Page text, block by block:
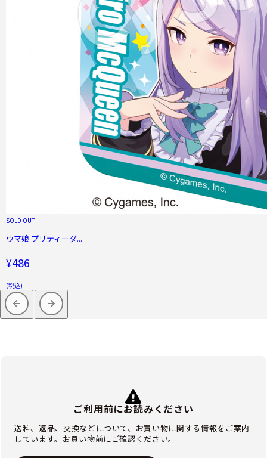
SOLD OUT
ウマ娘 プリティーダ...
¥486
(税込)
ご利用前にお読みください
送料、返品、交換などについて、お買い物に関する情報をご案内
しています。お買い物前にご確認ください。